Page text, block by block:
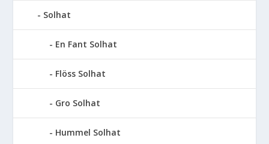
Solhat
En Fant Solhat
Flöss Solhat
Gro Solhat
Hummel Solhat